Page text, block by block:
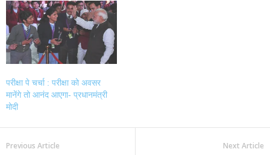
परीक्षा पे चर्चा : परीक्षा को अवसर
मानेंगे तो आनंद आएगा- प्रधानमंत्री
मोदी
Previous Article Next Article